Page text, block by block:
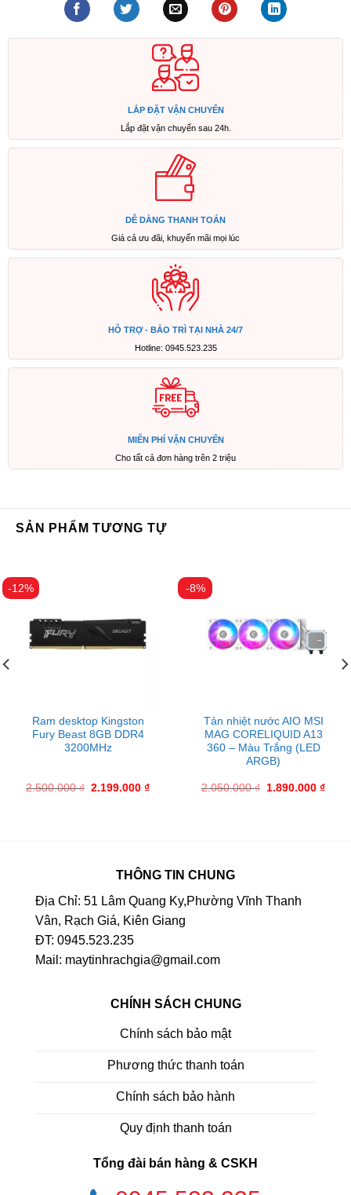
LẮP ĐẶT VẬN CHUYỂN
Lắp đặt vận chuyển sau 24h.
DỄ DÀNG THANH TOÁN
Giá cả ưu đãi, khuyến mãi mọi lúc
HỖ TRỢ - BẢO TRÌ TẠI NHÀ 24/7
Hotline: 0945.523.235
MIỄN PHÍ VẬN CHUYỂN
Cho tất cả đơn hàng trên 2 triệu
SẢN PHẨM TƯƠNG TỰ
-12%
Ram desktop Kingston
Fury Beast 8GB DDR4
3200MHz
2.500.000₫ 2.199.000₫
-8%
Tản nhiệt nước AIO MSI
MAG CORELIQUID A13
360 – Màu Trắng (LED
ARGB)
2.050.000₫ 1.890.000₫
THÔNG TIN CHUNG
Địa Chỉ: 51 Lâm Quang Ky,Phường Vĩnh Thanh
Vân, Rạch Giá, Kiên Giang
ĐT: 0945.523.235
Mail: maytinhrachgia@gmail.com
CHÍNH SÁCH CHUNG
Chính sách bảo mật
Phương thức thanh toán
Chính sách bảo hành
Quy định thanh toán
Tổng đài bán hàng & CSKH